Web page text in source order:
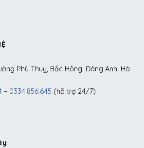
Phù Thuỵ, Bắc Hồng, Đông Anh, Hà
– 0334.856.645 (hỗ trợ 24/7)